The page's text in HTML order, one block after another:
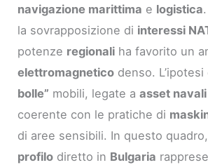
navigazione marittima e logistica
la sovrapposizione di interessi
potenze regionali ha favorito un
elettromagnetico denso. L’ipotesi
bolle” mobili, legate aasset navali
coerente con le pratiche di
di aree sensibili. In questo
profilo diretto in Bulgaria